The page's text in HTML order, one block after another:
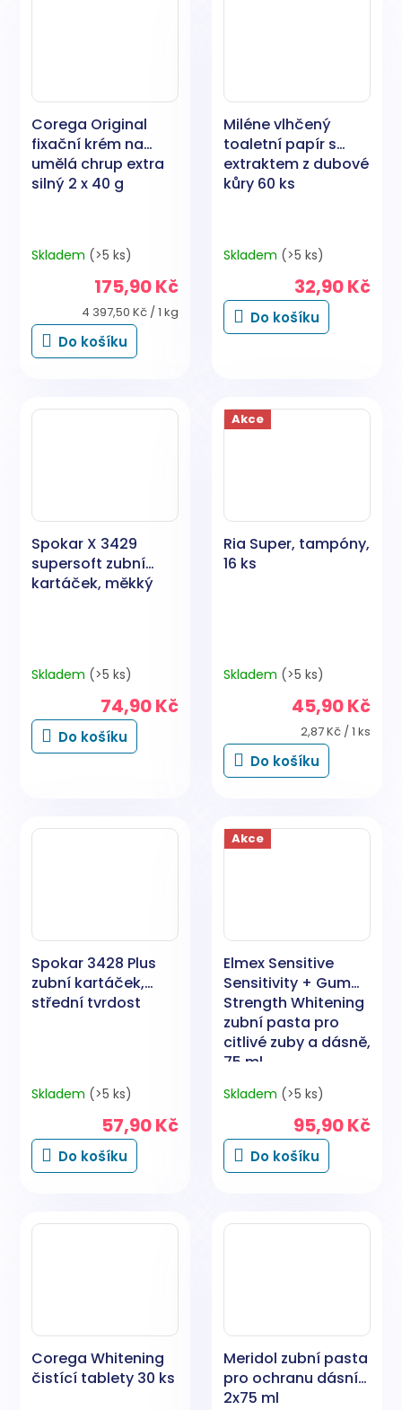
Corega Original
fixační krém na
umělá chrup extra
silný 2 x 40 g
Skladem (>5 ks)
175,90 Kč
Měrná
cena:
4 397,50 Kč / 1 kg
Do košíku
Miléne vlhčený
toaletní papír s
extraktem z dubové
kůry 60 ks
Skladem (>5 ks)
32,90 Kč
Do košíku
Spokar X 3429
supersoft zubní
kartáček, měkký
Skladem (>5 ks)
74,90 Kč
Do košíku
Akce
Ria Super, tampóny,
16 ks
Skladem (>5 ks)
45,90 Kč
Měrná
cena:
2,87 Kč / 1 ks
Do košíku
Spokar 3428 Plus
zubní kartáček,
střední tvrdost
Skladem (>5 ks)
57,90 Kč
Do košíku
Akce
Elmex Sensitive
Sensitivity + Gum
Strength Whitening
zubní pasta pro
citlivé zuby a dásně,
75 ml
Skladem (>5 ks)
95,90 Kč
Do košíku
Corega Whitening
čistící tablety 30 ks
Meridol zubní pasta
pro ochranu dásní
2x75 ml